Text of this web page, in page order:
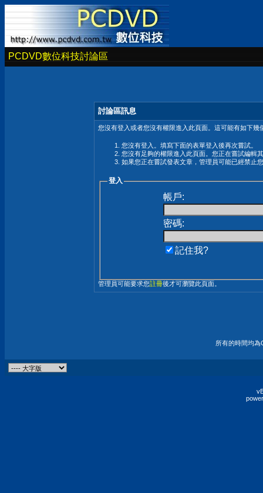
PCDVD數位科技討論區
討論區訊息
您沒有登入或者您沒有權限進入此頁面。這可能有如下幾
您沒有登入。填寫下面的表單登入後再次嘗試。
您沒有足夠的權限進入此頁面。您正在嘗試編輯
如果您正在嘗試發表文章，管理員可能已經禁止
登入
帳戶:
密碼:
記住我?
管理員可能要求您註冊後才可瀏覽此頁面。
所有的時間均為